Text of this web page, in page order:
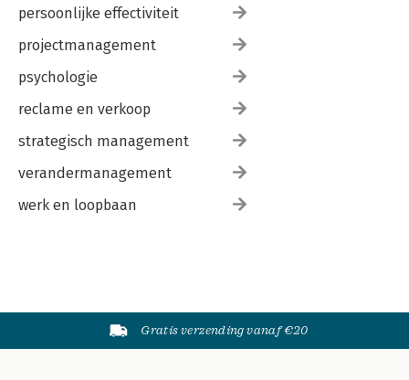
persoonlijke effectiviteit
projectmanagement
psychologie
reclame en verkoop
strategisch management
verandermanagement
werk en loopbaan
Gratis verzending vanaf €20